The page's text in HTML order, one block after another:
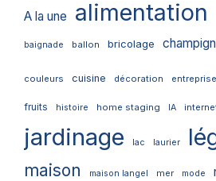
A la une alimentation
baignade ballon bricolage
couleurs cuisine décoration entreprise
fruits histoire home staging IA
jardinage lac laurier
maison maison langel mer mode